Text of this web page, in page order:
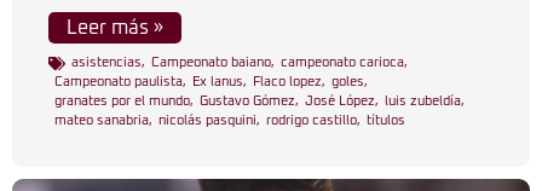
Leer más »
asistencias, Campeonato baiano, campeonato carioca,
Campeonato paulista, Ex lanus, Flaco lopez, goles,
granates por el mundo, Gustavo Gómez, José López, luis zubeldía,
mateo sanabria, nicolás pasquini, rodrigo castillo, títulos